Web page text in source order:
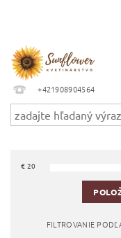
+421908904564
€ 20
FILTROVANIE